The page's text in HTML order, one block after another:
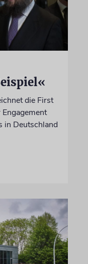
die First
in Deutschland